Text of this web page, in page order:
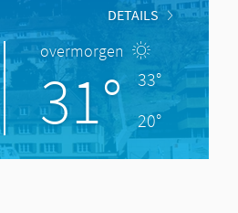
DETAILS
overmorgen
31°
33°
20°